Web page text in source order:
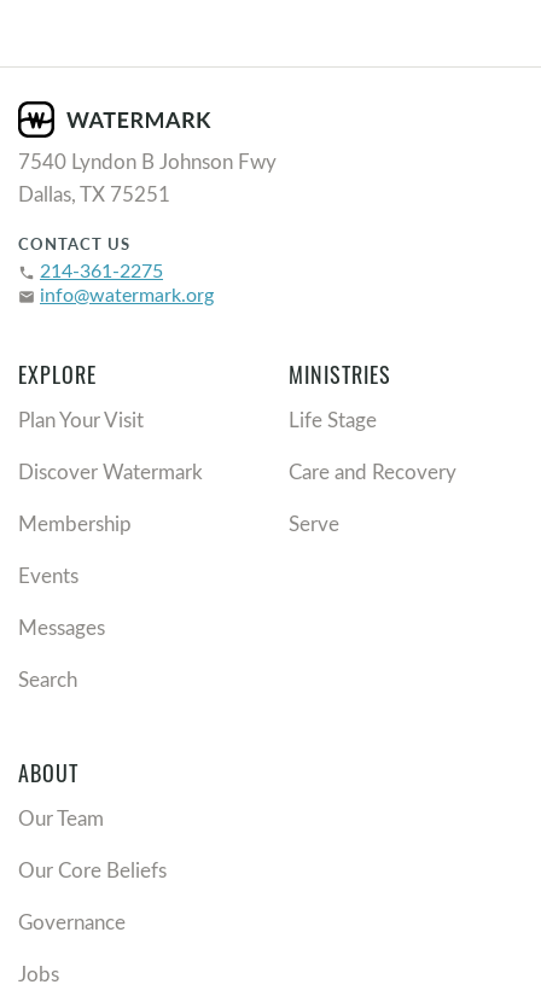
7540 Lyndon B Johnson Fwy
Dallas, TX 75251
CONTACT US
phone 214-361-2275
email info@watermark.org
EXPLORE
Plan Your Visit
Discover Watermark
Membership
Events
Messages
Search
MINISTRIES
Life Stage
Care and Recovery
Serve
ABOUT
Our Team
Our Core Beliefs
Governance
Jobs